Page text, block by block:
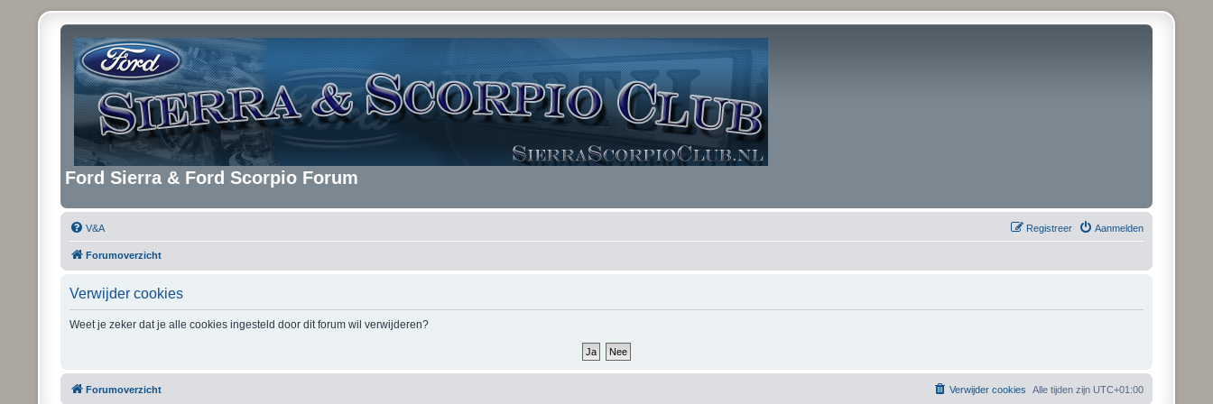
Ford Sierra & Ford Scorpio Forum
V&A Aanmelden
Registreer
Forumoverzicht
Verwijder cookies
Weet je zeker dat je alle cookies ingesteld door dit forum wil verwijderen?
Forumoverzicht Alle tijden zijn UTC+01:00
Verwijder cookies